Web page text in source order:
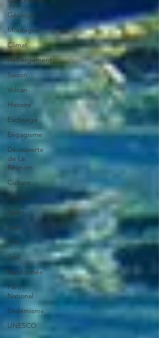
Géologie
Montagne
Climat
Hébergement
Saison
Volcan
Histoire
Esclavage
Engagisme
Découverte
de La
Réunion
Culture
Activités
Sport
Surf
Trek
Trail
Randonnée
Parc
National
Endémisme
UNESCO